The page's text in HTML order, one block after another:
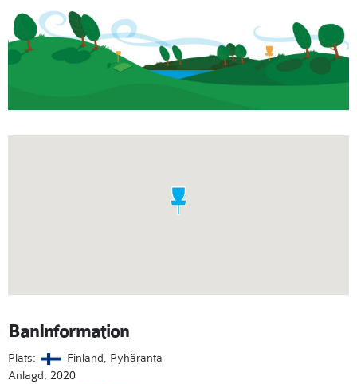
BanInformation
Plats:
Finland, Pyhäranta
Anlagd: 2020